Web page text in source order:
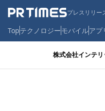
プレスリリー
Topテクノロジーモバイルアプ
株式会社インテリ